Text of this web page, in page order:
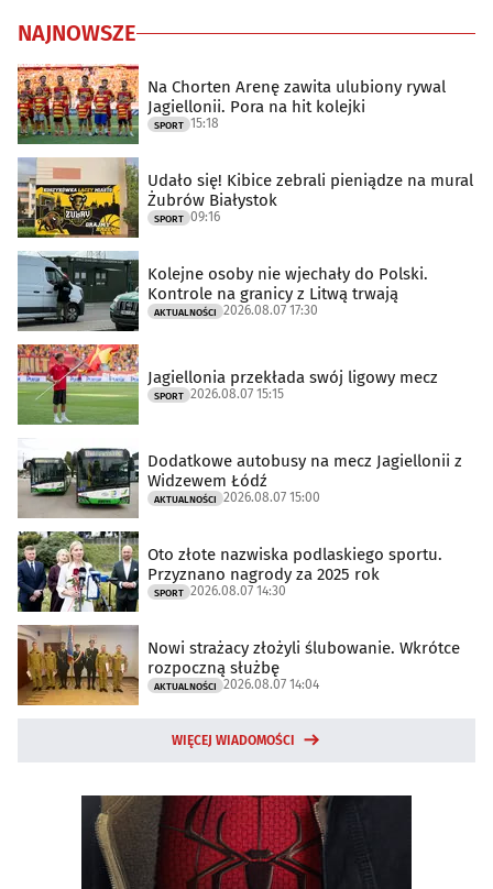
NAJNOWSZE
Na Chorten Arenę zawita ulubiony rywal
Jagiellonii. Pora na hit kolejki
SPORT 15:18
Udało się! Kibice zebrali pieniądze na mural
Żubrów Białystok
SPORT 09:16
Kolejne osoby nie wjechały do Polski.
Kontrole na granicy z Litwą trwają
AKTUALNOŚCI 2026.08.07 17:30
Jagiellonia przekłada swój ligowy mecz
SPORT 2026.08.07 15:15
Dodatkowe autobusy na mecz Jagiellonii z
Widzewem Łódź
AKTUALNOŚCI 2026.08.07 15:00
Oto złote nazwiska podlaskiego sportu.
Przyznano nagrody za 2025 rok
SPORT 2026.08.07 14:30
Nowi strażacy złożyli ślubowanie. Wkrótce
rozpoczną służbę
AKTUALNOŚCI 2026.08.07 14:04
WIĘCEJ WIADOMOŚCI